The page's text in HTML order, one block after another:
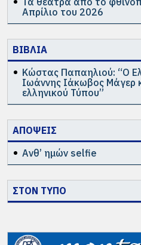
Απρίλιο του 2026
ΒΙΒΛΙΑ
Κώστας Παπαηλιού: “Ο
Ιωάννης Ιάκωβος Μάγερ
ελληνικού Τύπου”
ΑΠΟΨΕΙΣ
Ανθ’ ημών selfie
ΣΤΟΝ ΤΥΠΟ